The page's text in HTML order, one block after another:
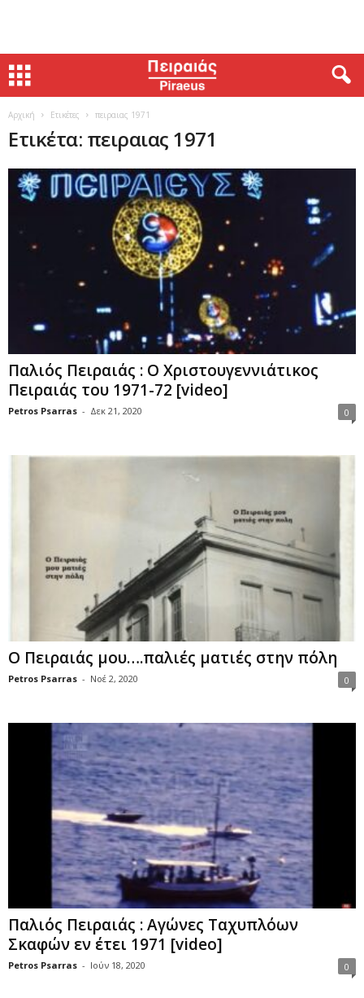
Αρχική Ετικέτες πειραιας 1971
Ετικέτα: πειραιας 1971
Παλιός Πειραιάς : Ο Χριστουγεννιάτικος
Πειραιάς του 1971-72 [video]
Petros Psarras - Δεκ 21, 2020 0
Ο Πειραιάς μου….παλιές ματιές στην πόλη
Petros Psarras - Νοέ 2, 2020 0
Παλιός Πειραιάς : Αγώνες Ταχυπλόων
Σκαφών εν έτει 1971 [video]
Petros Psarras - Ιούν 18, 2020 0